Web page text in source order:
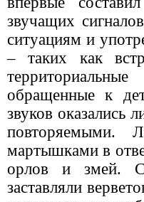
звучащих
ситуациям и
– таких как
обращенные к
звуков оказались
повторяемыми.
мартышками в
орлов и змей.
заставляли